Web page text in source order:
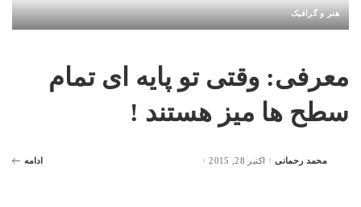
هنر و گرافیک
معرفی: وقتی تو پایه ای تمام
سطح ها میز هستند !
Postedمحمد رحمانی اکتبر 28, 2015 ادامه